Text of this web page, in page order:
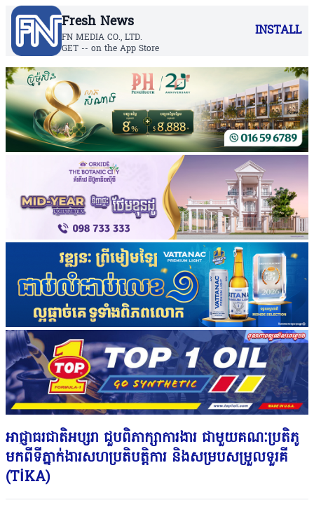
Fresh News
FN MEDIA CO., LTD.
GET -- on the App Store
INSTALL
អាជ្ញាធរជាតិអប្សរា ជួបពិភាក្សាការងារ ជាមួយគណៈប្រតិភូ
មកពីទីភ្នាក់ងារសហប្រតិបត្តិការ និងសម្របសម្រួលទួរគី
(TİKA)